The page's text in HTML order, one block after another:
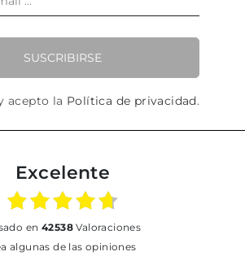
SUSCRIBIRSE
acepto la Política de privacidad.
Excelente
en 42538Valoraciones